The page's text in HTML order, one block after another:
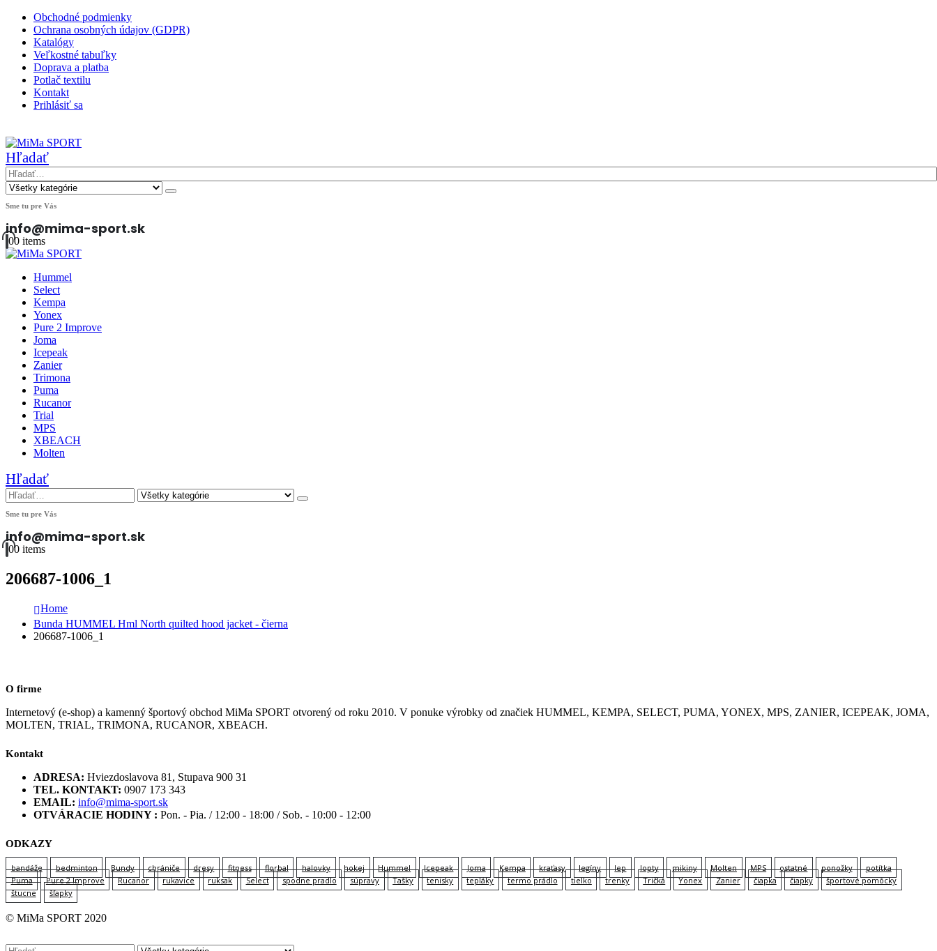
Obchodné podmienky
Ochrana osobných údajov (GDPR)
Katalógy
Veľkostné tabuľky
Doprava a platba
Potlač textilu
Kontakt
Prihlásiť sa
Hľadať
Sme tu pre Vás
info@mima-sport.sk
00 items
Hummel
Select
Kempa
Yonex
Pure 2 Improve
Joma
Icepeak
Zanier
Trimona
Puma
Rucanor
Trial
MPS
XBEACH
Molten
Hľadať
Sme tu pre Vás
info@mima-sport.sk
00 items
206687-1006_1
Home
Bunda HUMMEL Hml North quilted hood jacket - čierna
206687-1006_1
O firme
Internetový (e-shop) a kamenný športový obchod MiMa SPORT otvorený od roku 2010. V ponuke výrobky od značiek HUMMEL, KEMPA, SELECT, PUMA, YONEX, MPS, ZANIER, ICEPEAK, JOMA,
MOLTEN, TRIAL, TRIMONA, RUCANOR, XBEACH.
Kontakt
ADRESA: Hviezdoslavova 81, Stupava 900 31
TEL. KONTAKT: 0907 173 343
EMAIL: info@mima-sport.sk
OTVÁRACIE HODINY : Pon. - Pia. / 12:00 - 18:00 / Sob. - 10:00 - 12:00
ODKAZY
bandáže bedminton Bundy chrániče dresy fitness florbal halovky hokej Hummel Icepeak Joma Kempa kraťasy legíny lep lopty mikiny Molten MPS ostatné ponožky
potítka
Puma
Pure 2 Improve Rucanor rukavice ruksak Select spodne pradlo súpravy Tašky tenisky tepláky termo prádlo tielko trenky Tričká Yonex Zanier čiapka čiapky
športové pomôcky
štucne
šľapky
© MiMa SPORT 2020